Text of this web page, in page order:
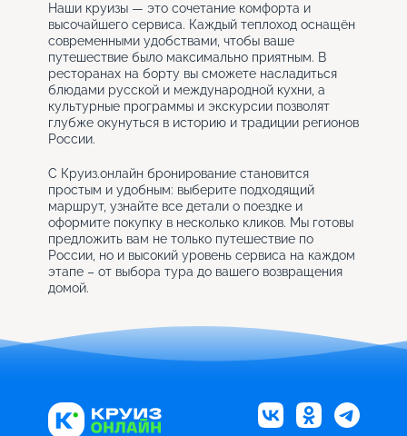
Наши круизы — это сочетание комфорта и
высочайшего сервиса. Каждый теплоход оснащён
современными удобствами, чтобы ваше
путешествие было максимально приятным. В
ресторанах на борту вы сможете насладиться
блюдами русской и международной кухни, а
культурные программы и экскурсии позволят
глубже окунуться в историю и традиции регионов
России.
С Круиз.онлайн бронирование становится
простым и удобным: выберите подходящий
маршрут, узнайте все детали о поездке и
оформите покупку в несколько кликов. Мы готовы
предложить вам не только путешествие по
России, но и высокий уровень сервиса на каждом
этапе – от выбора тура до вашего возвращения
домой.